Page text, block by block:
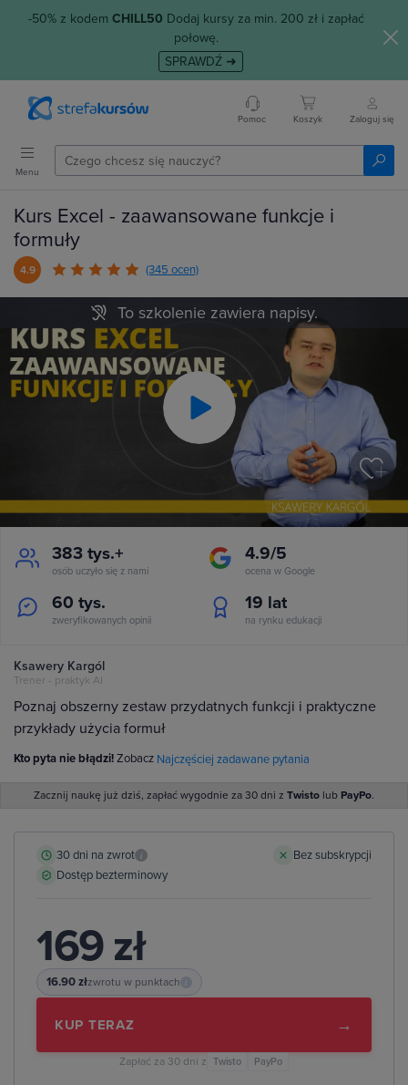
-50% z kodem CHILL50 Dodaj kursy za min. 200 zł i zapłać
połowę.
SPRAWDŹ ➜
Pomoc Koszyk Zaloguj się
Menu
Kurs Excel - zaawansowane funkcje i
formuły
4.9 (345 ocen)
Play
To szkolenie zawiera napisy.
383 tys.+
osób uczyło się z nami
4.9/5
ocena w Google
60 tys.
zweryfikowanych opinii
19 lat
na rynku edukacji
Ksawery Kargól
Trener - praktyk AI
Poznaj obszerny zestaw przydatnych funkcji i praktyczne
przykłady użycia formuł
Kto pyta nie błądzi!Zobacz Najczęściej zadawane pytania
Zacznij naukę już dziś, zapłać wygodnie za 30 dni z Twisto lub PayPo.
30 dni na zwrot i
Bez subskrypcji
Dostęp bezterminowy
169 zł
16.90 złzwrotu w punktach
KUP TERAZ →
Zapłać za 30 dni z Twisto PayPo